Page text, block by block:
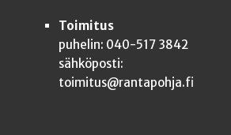
Toimitus
puhelin: 040-517 3842
sähköposti:
toimitus@rantapohja.fi